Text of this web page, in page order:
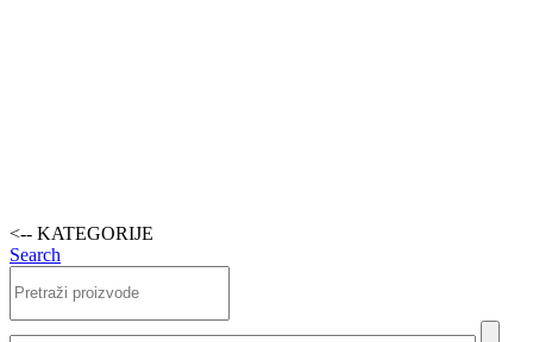
<-- KATEGORIJE
Search